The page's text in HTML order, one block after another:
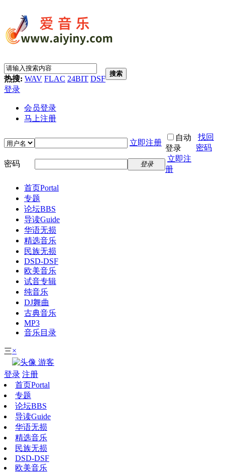
热搜: WAV FLAC 24BIT DSF
搜索
登录
会员登录
马上注册
立即注册
自动
登录
找回
密码
密码
登录
立即注
册
首页Portal
专题
论坛BBS
导读Guide
华语无损
精选音乐
民族无损
DSD-DSF
欧美音乐
试音专辑
纯音乐
DJ舞曲
古典音乐
MP3
音乐目录
三×
游客
登录 注册
首页Portal
专题
论坛BBS
导读Guide
华语无损
精选音乐
民族无损
DSD-DSF
欧美音乐